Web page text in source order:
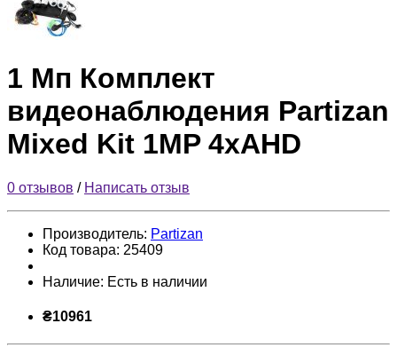
1 Мп Комплект
видеонаблюдения Partizan
Mixed Kit 1MP 4xAHD
0 отзывов / Написать отзыв
Производитель: Partizan
Код товара: 25409
Наличие: Есть в наличии
₴10961